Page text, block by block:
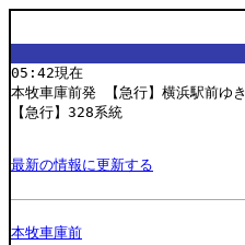
05:42現在
本牧車庫前発 【急行】横浜駅前ゆき
【急行】328系統
最新の情報に更新する
本牧車庫前